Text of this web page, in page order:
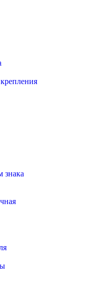
знака